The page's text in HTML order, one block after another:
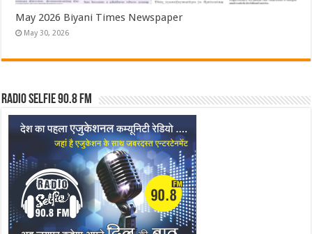
May 2026 Biyani Times Newspaper
May 30, 2026
Radio Selfie 90.8 FM